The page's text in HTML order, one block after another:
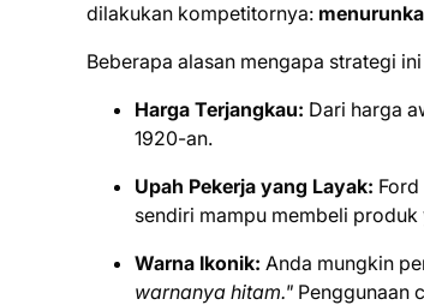
dilakukan kompetitornya:
Beberapa alasan mengapa strategi
Harga Terjangkau: Dari harga
1920-an.
Upah Pekerja yang Layak:
sendiri mampu membeli
Warna Ikonik: Anda mungkin
warnanya hitam." Penggunaan